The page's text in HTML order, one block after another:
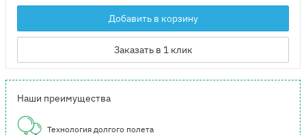
Добавить в корзину
Заказать в 1 клик
Наши преимущества
Технология долгого полета